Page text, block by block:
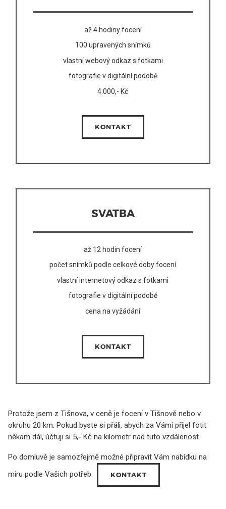
až 4 hodiny focení
100 upravených snímků
vlastní webový odkaz s fotkami
fotografie v digitální podobě
4.000,- Kč
KONTAKT
SVATBA
až 12 hodin focení
počet snímků podle celkové doby focení
vlastní internetový odkaz s fotkami
fotografie v digitální podobě
cena na vyžádání
KONTAKT
Protože jsem z Tišnova, v ceně je focení v Tišnově nebo v
okruhu 20 km. Pokud byste si přáli, abych za Vámi přijel fotit
někam dál, účtuji si 5,- Kč na kilometr nad tuto vzdálenost.
Po domluvě je samozřejmě možné připravit Vám nabídku na
míru podle Vašich potřeb.
KONTAKT